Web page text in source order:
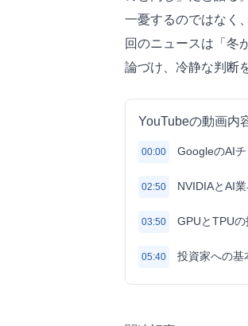
一憂するのではなく
回のニュースは「冬
論づけ、冷静な判断
YouTubeの動画内
00:00 GoogleのAI
02:50 NVIDIAとAI
03:50 GPUとTPU
05:40 投資家への基